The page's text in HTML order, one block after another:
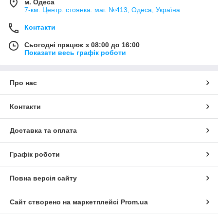
м. Одеса
7-км. Центр. стоянка. маг. №413, Одеса, Україна
Контакти
Сьогодні працює з 08:00 до 16:00
Показати весь графік роботи
Про нас
Контакти
Доставка та оплата
Графік роботи
Повна версія сайту
Сайт створено на маркетплейсі Prom.ua